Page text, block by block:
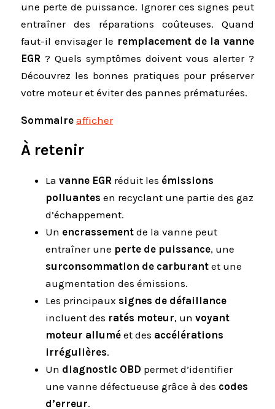
une perte de puissance. Ignorer ces signes peut
entraîner des réparations coûteuses. Quand
faut-il envisager le remplacement de la vanne
EGR ? Quels symptômes doivent vous alerter ?
Découvrez les bonnes pratiques pour préserver
votre moteur et éviter des pannes prématurées.
Sommaire afficher
À retenir
Lavanne EGR réduit les émissions
polluantes en recyclant une partie des gaz
d’échappement.
Un encrassement de la vanne peut
entraîner une perte de puissance, une
surconsommation de carburant et une
augmentation des émissions.
Les principaux signes de défaillance
incluent des ratés moteur, unvoyant
moteur allumé et des accélérations
irrégulières.
Un diagnostic OBD permet d’identifier
une vanne défectueuse grâce à des codes
d’erreur.